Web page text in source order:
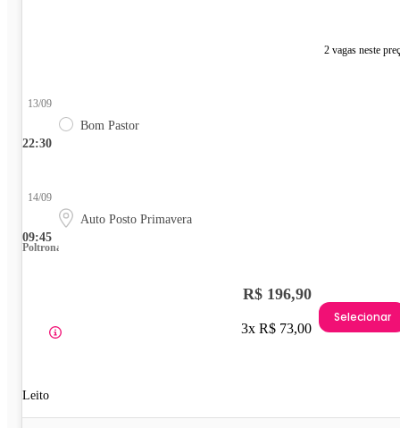
2 vagas neste
22:30
13/09
Bom Pastor
09:45
14/09
Auto Posto Primavera
Poltrona
Leito
R$ 196,90
3x R$ 73,00
Selecionar